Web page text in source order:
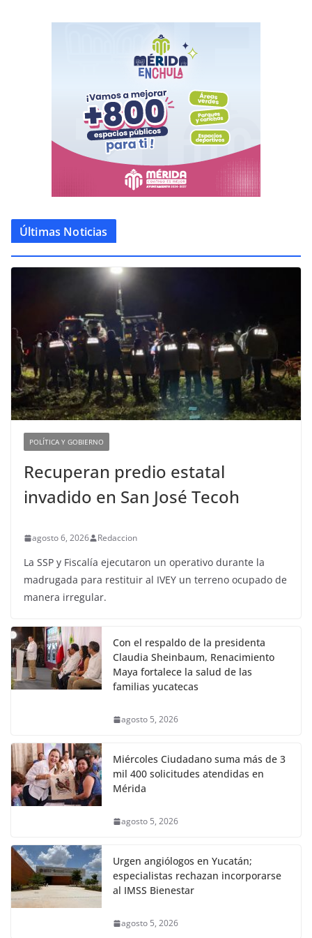
Últimas Noticias
POLÍTICA Y GOBIERNO
Recuperan predio estatal
invadido en San José Tecoh
agosto 6, 2026 Redaccion
La SSP y Fiscalía ejecutaron un operativo durante la
madrugada para restituir al IVEY un terreno ocupado de
manera irregular.
Con el respaldo de la presidenta
Claudia Sheinbaum, Renacimiento
Maya fortalece la salud de las
familias yucatecas
agosto 5, 2026
Miércoles Ciudadano suma más de 3
mil 400 solicitudes atendidas en
Mérida
agosto 5, 2026
Urgen angiólogos en Yucatán;
especialistas rechazan incorporarse
al IMSS Bienestar
agosto 5, 2026